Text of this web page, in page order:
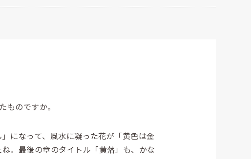
のですか。
になって、風水に凝った花が「黄色は金
。最後の章のタイトル「黄落」も、かな